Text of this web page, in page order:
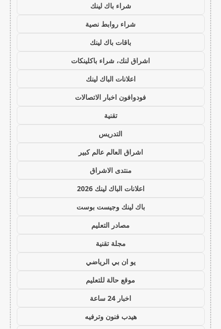
شراء باك لينك
شراء روابط نصية
باقات باك لينك
اشراق لنك، شراء باكلينكات
اعلانات الباك لينك
فودوافون اخبار الاتصالات
تقنية
التدريس
اشراق العالم عالم كبير
منتدى الاشراق
اعلانات الباك لينك 2026
باك لينك وجيست بوست
مصادر التعليم
مجلة تقنية
يو ان بي الرياضي
موقع حالة للتعليم
اخبار 24 ساعة
هيدب فنون وترفيه